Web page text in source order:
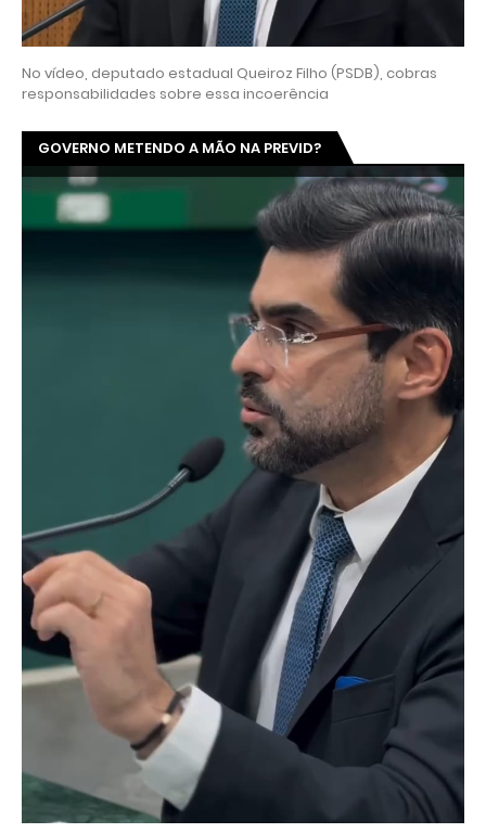
No vídeo, deputado estadual Queiroz Filho (PSDB), cobras
responsabilidades sobre essa incoerência
GOVERNO METENDO A MÃO NA PREVID?